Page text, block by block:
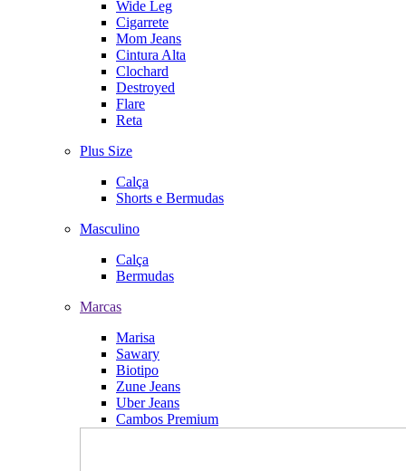
Wide Leg
Cigarrete
Mom Jeans
Cintura Alta
Clochard
Destroyed
Flare
Reta
Plus Size
Calça
Shorts e Bermudas
Masculino
Calça
Bermudas
Marcas
Marisa
Sawary
Biotipo
Zune Jeans
Uber Jeans
Cambos Premium